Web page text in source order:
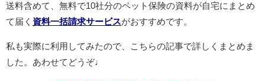
送料含めて、無料で10社分のペット保険の資料が自宅にまとめ
て届く 資料一括請求サービス がおすすめです。
私も実際に利用してみたので、こちらの記事で詳しくまとめま
した。あわせてどうぞ♩